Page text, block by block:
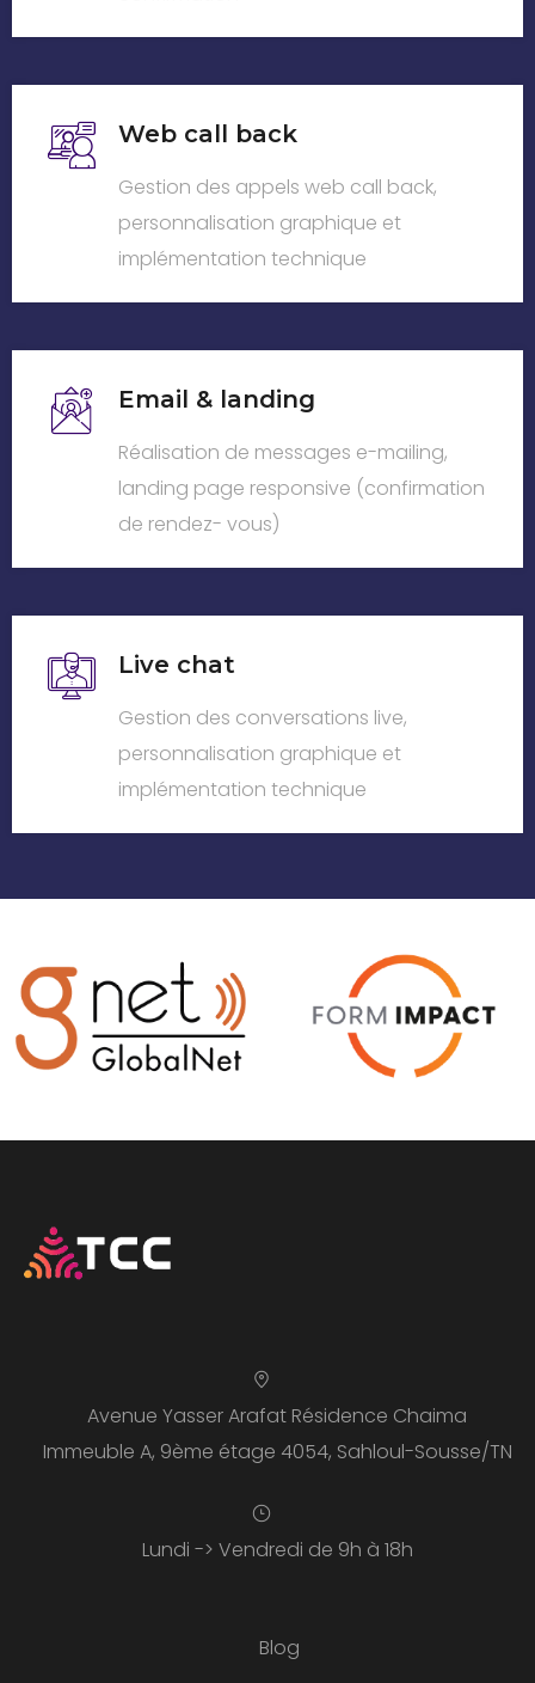
Web call back
Gestion des appels web call back,
personnalisation graphique et
implémentation technique
Email & landing
Réalisation de messages e-mailing,
landing page responsive (confirmation
de rendez- vous)
Live chat
Gestion des conversations live,
personnalisation graphique et
implémentation technique
Avenue Yasser Arafat Résidence Chaima
Immeuble A, 9ème étage 4054, Sahloul-Sousse/TN
Lundi -> Vendredi de 9h à 18h
Blog